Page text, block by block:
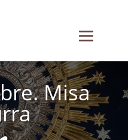
Misa